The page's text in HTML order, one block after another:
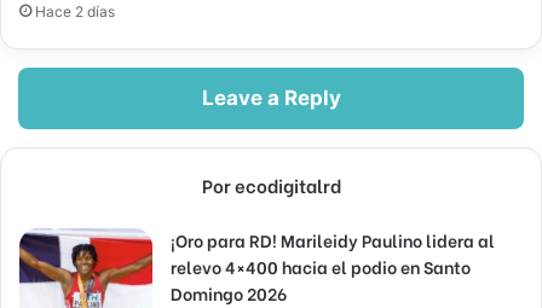
Hace 2 días
Leave a Reply
Por ecodigitalrd
¡Oro para RD! Marileidy Paulino lidera al
relevo 4×400 hacia el podio en Santo
Domingo 2026